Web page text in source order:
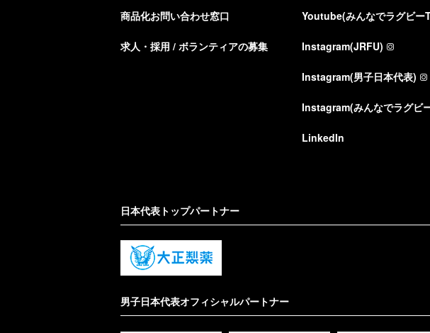
商品化お問い合わせ窓口
求人・採用 / ボランティアの募集
Youtube(みんなでラグビー
Instagram(JRFU)
Instagram(男子日本代表)
Instagram(みんなでラグビ
LinkedIn
日本代表トップパートナー
男子日本代表オフィシャルパートナー